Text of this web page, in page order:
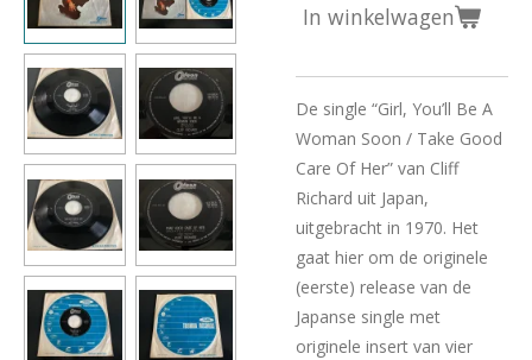
In winkelwagen
De single “Girl, You’ll Be A
Woman Soon / Take Good
Care Of Her” van Cliff
Richard uit Japan,
uitgebracht in 1970. Het
gaat hier om de originele
(eerste) release van de
Japanse single met
originele insert van vier